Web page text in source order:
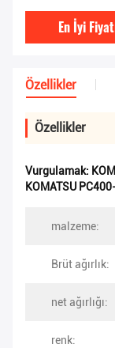
En İyi
Özellikler
Özellikler
Vurgulamak:
KOMATSU
malzeme:
Brüt ağırlık:
net ağırlığı:
renk: